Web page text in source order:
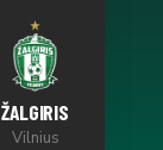
ŽALGIRIS
Vilnius